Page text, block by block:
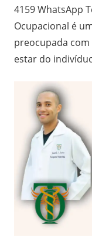
4159 WhatsApp
Ocupacional é
preocupada
estar do